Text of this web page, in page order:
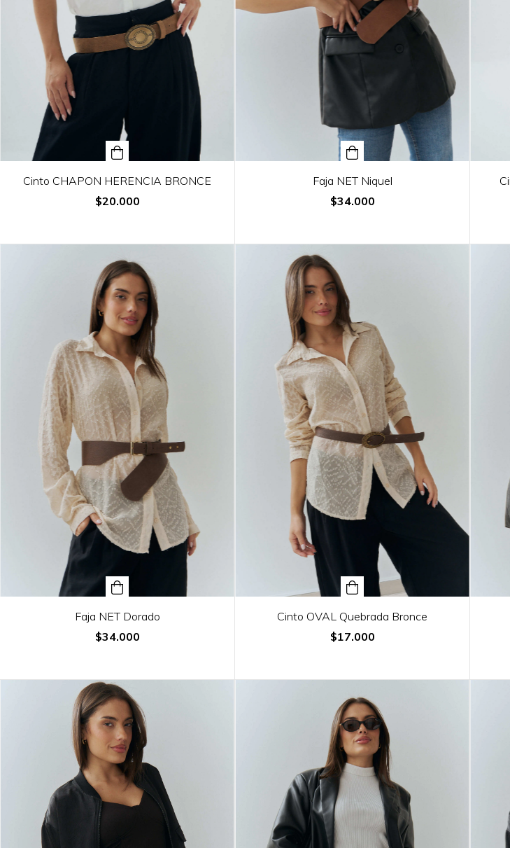
Cinto CHAPON HERENCIA BRONCE
$20.000
Faja NET Niquel
$34.000
Faja NET Dorado
$34.000
Cinto OVAL Quebrada Bronce
$17.000